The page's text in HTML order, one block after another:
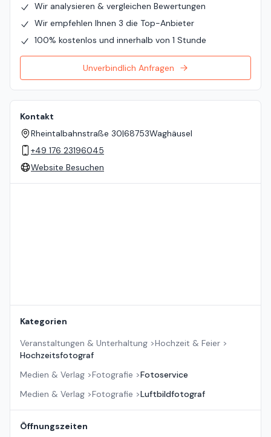
Wir analysieren & vergleichen Bewertungen
Wir empfehlen Ihnen 3 die Top-Anbieter
100% kostenlos und innerhalb von 1 Stunde
Unverbindlich Anfragen
Kontakt
Rheintalbahnstraße 30|68753Waghäusel
+49 176 23196045
Website Besuchen
Kategorien
Veranstaltungen & Unterhaltung >Hochzeit & Feier >
Hochzeitsfotograf
Medien & Verlag >Fotografie >Fotoservice
Medien & Verlag >Fotografie >Luftbildfotograf
Öffnungszeiten